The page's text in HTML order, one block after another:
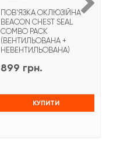
ПОВ'ЯЗКА ОКЛЮЗІЙНА
BEACON CHEST SEAL
COMBO PACK
(ВЕНТИЛЬОВАНА +
НЕВЕНТИЛЬОВАНА)
899 грн.
КУПИТИ